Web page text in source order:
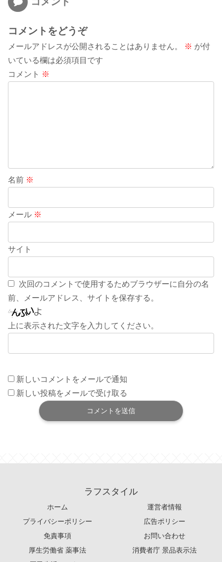
コメントをどうぞ
メールアドレスが公開されることはありません。 ※ が付
いている欄は必須項目です
コメント ※
名前 ※
メール ※
サイト
次回のコメントで使用するためブラウザーに自分の名
前、メールアドレス、サイトを保存する。
上に表示された文字を入力してください。
新しいコメントをメールで通知
新しい投稿をメールで受け取る
ラフスタイル
ホーム
運営者情報
プライバシーポリシー
広告ポリシー
免責事項
お問い合わせ
厚生労働省 薬事法
消費者庁 景品表示法